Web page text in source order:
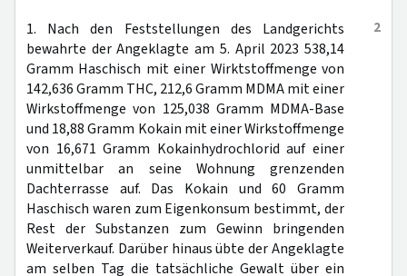
2
1. Nach den Feststellungen des Landgerichts
bewahrte der Angeklagte am 5. April 2023 538,14
Gramm Haschisch mit einer Wirktstoffmenge von
142,636 Gramm THC, 212,6 Gramm MDMA mit einer
Wirkstoffmenge von 125,038 Gramm MDMA-Base
und 18,88 Gramm Kokain mit einer Wirkstoffmenge
von 16,671 Gramm Kokainhydrochlorid auf einer
unmittelbar an seine Wohnung grenzenden
Dachterrasse auf. Das Kokain und 60 Gramm
Haschisch waren zum Eigenkonsum bestimmt, der
Rest der Substanzen zum Gewinn bringenden
Weiterverkauf. Darüber hinaus übte der Angeklagte
am selben Tag die tatsächliche Gewalt über ein